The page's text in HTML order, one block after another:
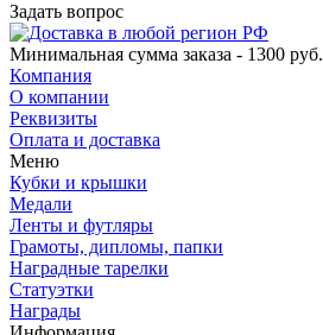
Задать вопрос
Минимальная сумма заказа - 1300 руб.
Компания
О компании
Реквизиты
Оплата и доставка
Меню
Кубки и крышки
Медали
Ленты и футляры
Грамоты, дипломы, папки
Наградные тарелки
Статуэтки
Награды